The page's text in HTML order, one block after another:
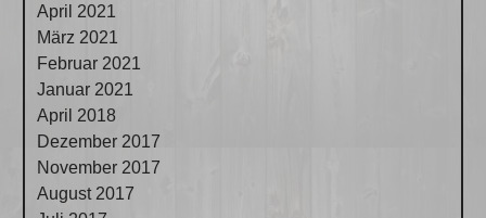
April 2021
März 2021
Februar 2021
Januar 2021
April 2018
Dezember 2017
November 2017
August 2017